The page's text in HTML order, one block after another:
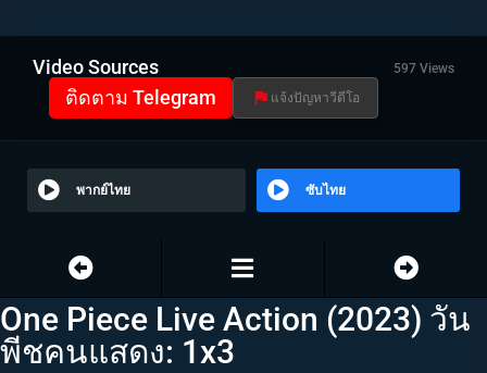
Video Sources 597 Views
ติดตาม Telegram แจ้งปัญหาวีดีโอ
พากย์ไทย ซับไทย
One Piece Live Action (2023) วัน
พีชคนแสดง: 1x3